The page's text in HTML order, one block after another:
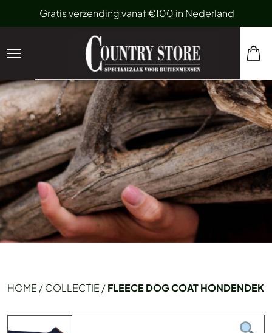
Gratis verzending vanaf €100 in Nederland
HOME /COLLECTIE /FLEECE DOG COAT HONDENDEK